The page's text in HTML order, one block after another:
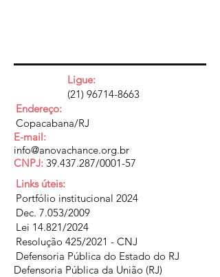
Ligue:
(21) 96714-8663
Endereço:
Copacabana/RJ
E-mail:
info@anovachance.org.br
CNPJ: 39.437.287/0001-57
Links úteis:
Portfólio institucional 2024
Dec. 7.053/2009
Lei 14.821/2024
Resolução 425/2021 - CNJ
Defensoria Pública do Estado do RJ
Defensoria Pública da União (RJ)